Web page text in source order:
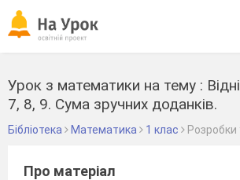
Урок з математики на тему :
7, 8, 9. Сума зручних доданків.
Бібліотека Математика 1 клас Розробки
Про матеріал